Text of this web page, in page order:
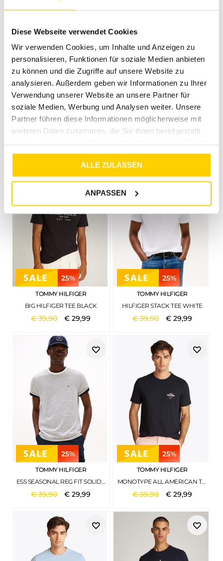
Diese Webseite verwendet Cookies
Wir verwenden Cookies, um Inhalte und Anzeigen zu
personalisieren, Funktionen für soziale Medien anbieten
zu können und die Zugriffe auf unsere Website zu
analysieren. Außerdem geben wir Informationen zu Ihrer
Verwendung unserer Website an unsere Partner für
soziale Medien, Werbung und Analysen weiter. Unsere
Partner führen diese Informationen möglicherweise mit
weiteren Daten zusammen, die Sie ihnen bereitgestellt
gesammelt haben.
ALLE ZULASSEN
ANPASSEN
40%
TOMMY HILFIGER
GLOBAL STRIPE CUFF TEE DESERT SKY
33%
TOMMY HILFIGER
25%
TOMMY HILFIGER
BIG HILFIGER TEE BLACK
€39,90 €29,99
25%
TOMMY HILFIGER
HILFIGER STACK TEE WHITE
€39,90 € 29,99
25%
TOMMY HILFIGER
ESS SEASONAL REG FIT SOLID TEE IVORY PETAL-PREPPY NAVY
€39,90 €29,99
25%
TOMMY HILFIGER
MONOTYPE ALL AMERICAN TEE DESERT SKY
€39,90 € 29,99